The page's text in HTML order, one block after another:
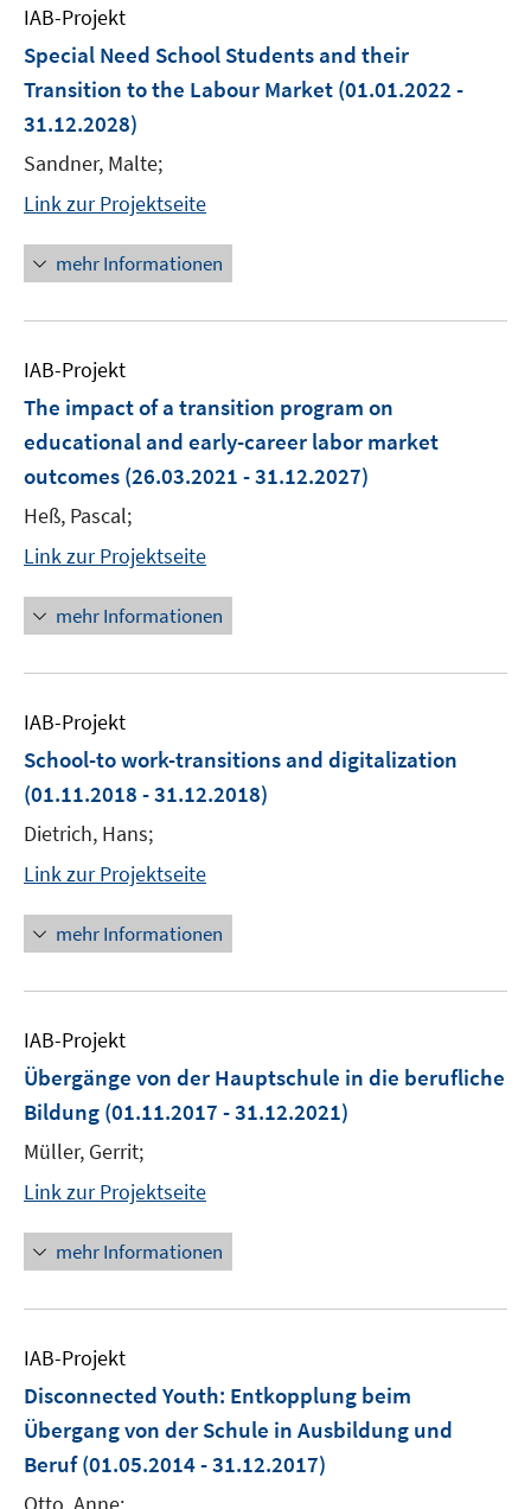
IAB-Projekt
Special Need School Students and their
Transition to the Labour Market (01.01.2022 -
31.12.2028)
Sandner, Malte;
Link zur Projektseite
mehr Informationen
IAB-Projekt
The impact of a transition program on
educational and early-career labor market
outcomes (26.03.2021 - 31.12.2027)
Heß, Pascal;
Link zur Projektseite
mehr Informationen
IAB-Projekt
School-to work-transitions and digitalization
(01.11.2018 - 31.12.2018)
Dietrich, Hans;
Link zur Projektseite
mehr Informationen
IAB-Projekt
Übergänge von der Hauptschule in die berufliche
Bildung (01.11.2017 - 31.12.2021)
Müller, Gerrit;
Link zur Projektseite
mehr Informationen
IAB-Projekt
Disconnected Youth: Entkopplung beim
Übergang von der Schule in Ausbildung und
Beruf(01.05.2014 - 31.12.2017)